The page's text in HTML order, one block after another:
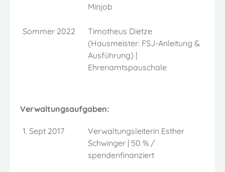
Minjob
Sommer 2022
Timotheus Dietze
(Hausmeister: FSJ-Anleitung &
Ausführung) |
Ehrenamtspauschale
Verwaltungsaufgaben:
1. Sept 2017
Verwaltungsleiterin Esther
Schwinger | 50 % /
spendenfinanziert